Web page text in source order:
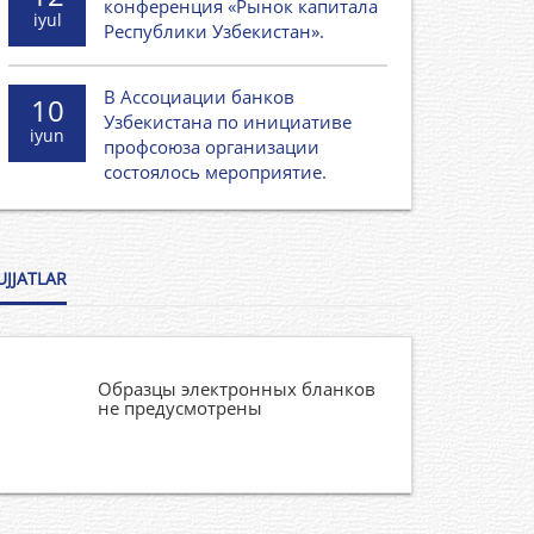
iyul
конференция «Рынок капитала
Республики Узбекистан».
10
iyun
В Ассоциации банков
Узбекистана по инициативе
профсоюза организации
состоялось мероприятие.
Образцы электронных бланков
не предусмотрены